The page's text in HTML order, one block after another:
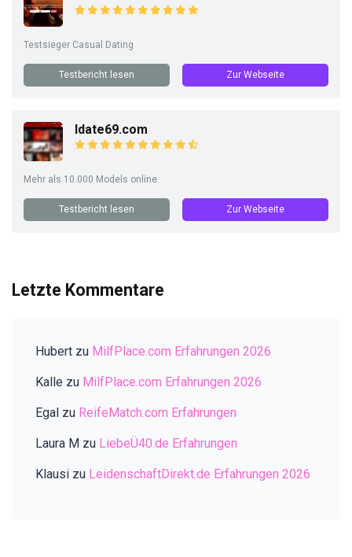
Testsieger Casual Dating
Testbericht lesen Zur Webseite
Idate69.com
Mehr als 10.000 Models online
Testbericht lesen Zur Webseite
Letzte Kommentare
Hubert zu MilfPlace.com Erfahrungen 2026
Kalle zu MilfPlace.com Erfahrungen 2026
Egal zu ReifeMatch.com Erfahrungen
Laura M zu LiebeÜ40.de Erfahrungen
Klausi zu LeidenschaftDirekt.de Erfahrungen 2026